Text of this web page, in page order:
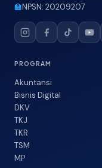
🏫NPSN: 20209207
PROGRAM
Akuntansi
Bisnis Digital
DKV
TKJ
TKR
TSM
MP